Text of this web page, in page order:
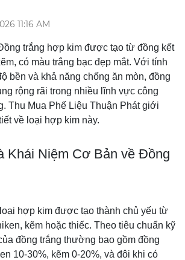
11:16 AM
trắng hợp kim được tạo từ đồng kết
có màu trắng bạc đẹp mắt. Với tính
bền và khả năng chống ăn mòn, đồng
rộng rãi trong nhiều lĩnh vực công
Thu Mua Phế Liệu Thuận Phátgiới
về loại hợp kim này.
Khái Niệm Cơ Bản về Đồng
hợp kim được tạo thành chủ yếu từ
kẽm hoặc thiếc. Theo tiêu chuẩn kỹ
đồng trắng thường bao gồm đồng
10-30%, kẽm 0-20%, và đôi khi có